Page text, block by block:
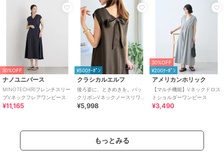
30%OFF
ナノユニバース
MINOTECH(R)フレンチスリー
ブVネックフレアワンピース
¥11,165
¥500ｸｰﾎﾟﾝ
クラシカルエルフ
後ろ姿に、ときめきを。バッ
クリボンVネックノースリワン
ピース
¥5,998
30%OFF
¥200ｸｰﾎﾟﾝ
アメリカンホリック
【マルチ機能】Vネックドロス
トショルダーワンピース
¥3,490
もっとみる